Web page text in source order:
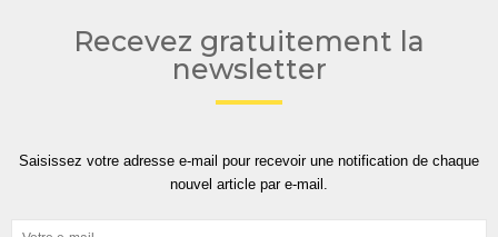
Recevez gratuitement la
newsletter
Saisissez votre adresse e-mail pour recevoir une notification de chaque
nouvel article par e-mail.